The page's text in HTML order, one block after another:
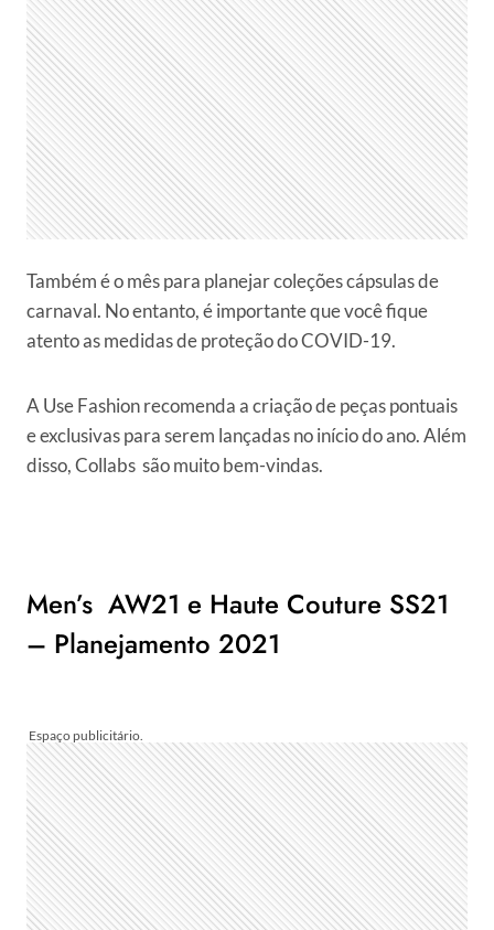
Também é o mês para planejar coleções cápsulas de
carnaval. No entanto, é importante que você fique
atento as medidas de proteção do COVID-19.
A Use Fashion recomenda a criação de peças pontuais
e exclusivas para serem lançadas no início do ano. Além
disso, Collabs são muito bem-vindas.
Men’s AW21 e Haute Couture SS21
– Planejamento 2021